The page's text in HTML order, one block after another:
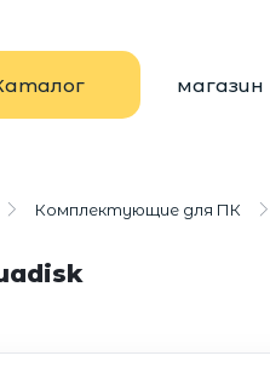
магазин
Комплектующие для ПК